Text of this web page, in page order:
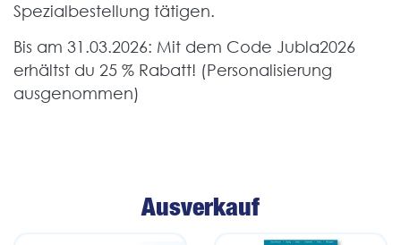
Spezialbestellung tätigen.
Bis am 31.03.2026: Mit dem Code Jubla2026
erhältst du 25 % Rabatt! (Personalisierung
ausgenommen)
Ausverkauf